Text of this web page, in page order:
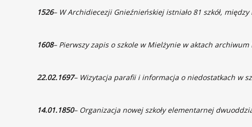
1526– W Archidiecezji Gnieźnieńskiej istniało 81 szkół,
1608– Pierwszy zapis o szkole w Mielżynie w aktach
22.02.1697– Wizytacja parafii i informacja o niedostatkach w
14.01.1850– Organizacja nowej szkoły elementarnej